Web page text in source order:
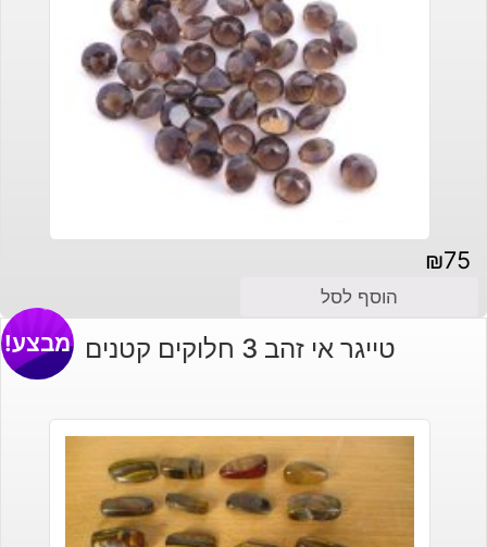
₪75
הוסף לסל
טייגר אי זהב 3 חלוקים קטנים מבצע!